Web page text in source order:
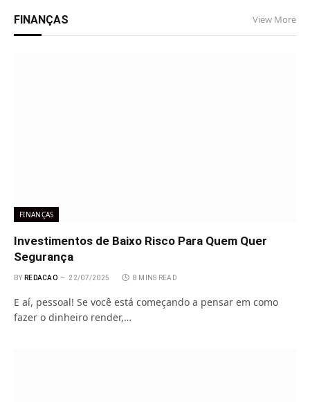
FINANÇAS View More
FINANÇAS
Investimentos de Baixo Risco Para Quem Quer
Segurança
BY REDACAO 22/07/2025 8 MINS READ
E aí, pessoal! Se você está começando a pensar em como
fazer o dinheiro render,…